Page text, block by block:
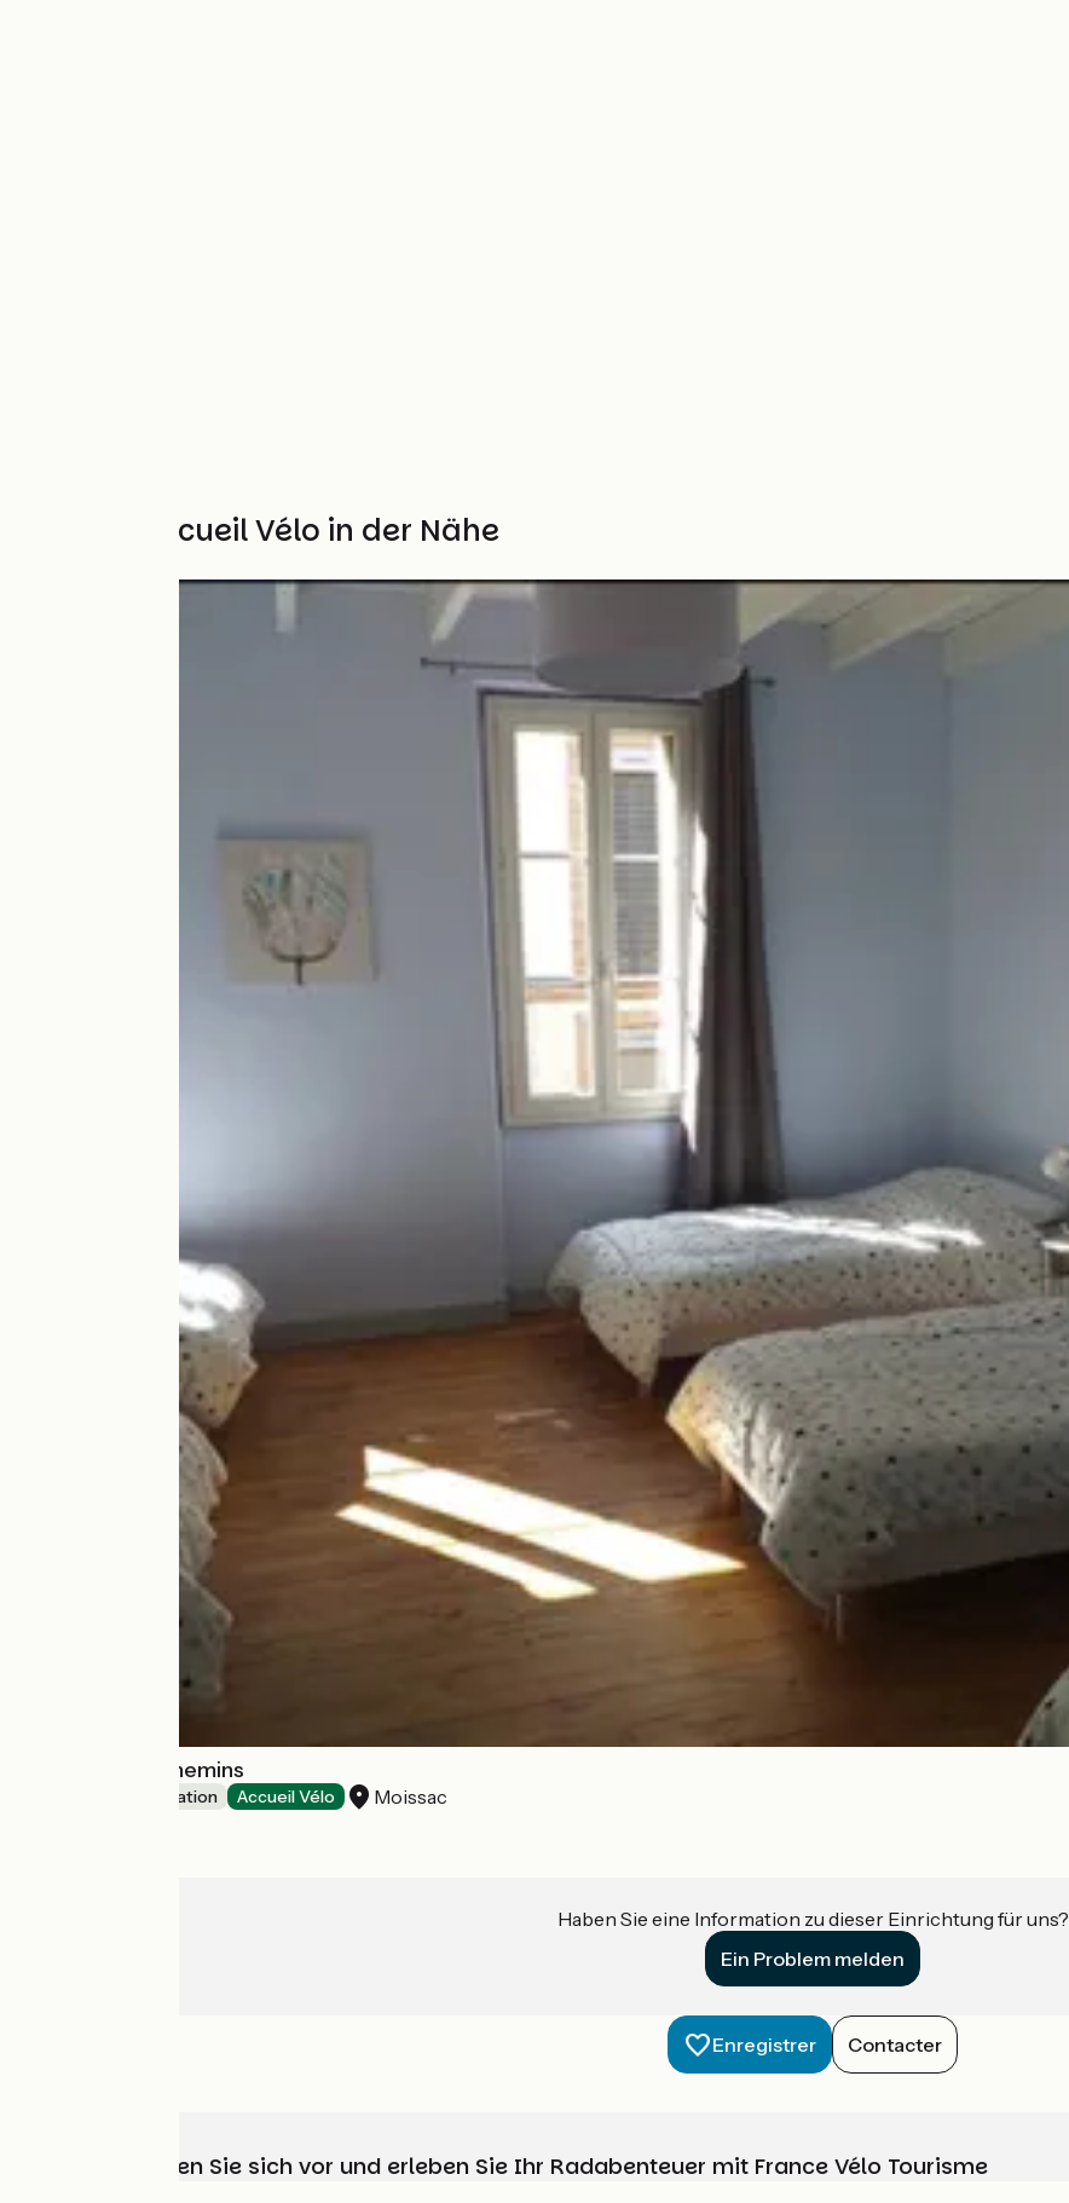
Weitere Accueil Vélo in der Nähe
Auberge des Chemins
Group accommodation Accueil Vélo Moissac
Haben Sie eine Information zu dieser Einrichtung für uns?
Ein Problem melden
Enregistrer Contacter
Wählen, bereiten Sie sich vor und erleben Sie Ihr Radabenteuer mit France Vélo Tourisme